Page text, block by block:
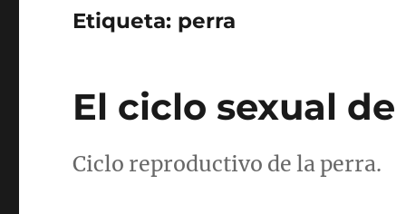
Etiqueta: perra
El ciclo sexual de
Ciclo reproductivo de la perra.